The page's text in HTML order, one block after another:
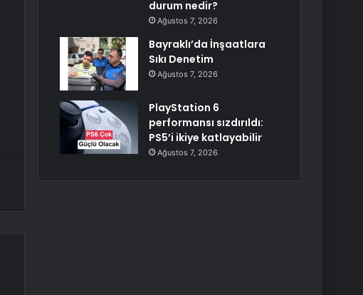
durum nedir?
Ağustos 7, 2026
Bayraklı’da İnşaatlara
Sıkı Denetim
Ağustos 7, 2026
PlayStation 6
performansı sızdırıldı:
PS5’i ikiye katlayabilir
Ağustos 7, 2026